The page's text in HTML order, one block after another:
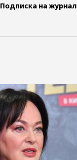
Подписка на журнал